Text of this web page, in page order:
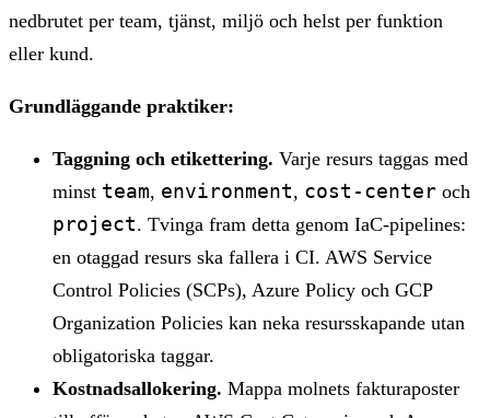
nedbrutet per team, tjänst, miljö och helst per funktion
eller kund.
Grundläggande praktiker:
Taggning och etikettering. Varje resurs taggas med
minst team, environment, cost-center och
project. Tvinga fram detta genom IaC-pipelines:
en otaggad resurs ska fallera i CI. AWS Service
Control Policies (SCPs), Azure Policy och GCP
Organization Policies kan neka resursskapande utan
obligatoriska taggar.
Kostnadsallokering. Mappa molnets fakturaposter